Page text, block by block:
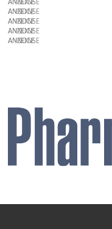
ANZEIGE
ANZEIGE
ANZEIGE
ANZEIGE
ANZEIGE